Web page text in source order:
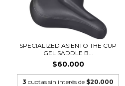
SPECIALIZED ASIENTO THE CUP
GEL SADDLE B...
$60.000
3 cuotas sin interés de $20.000